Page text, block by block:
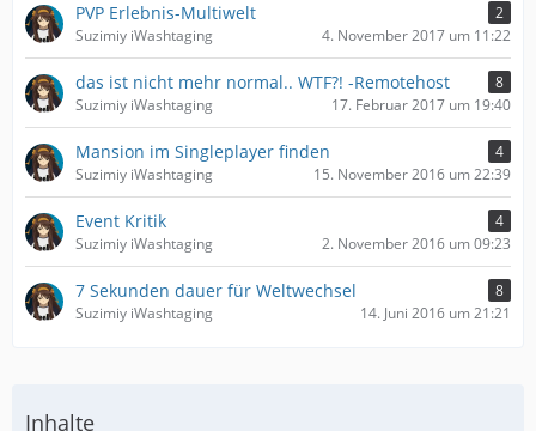
PVP Erlebnis-Multiwelt
2
Suzimiy iWashtaging
4. November 2017 um 11:22
das ist nicht mehr normal.. WTF?! -Remotehost
8
Suzimiy iWashtaging
17. Februar 2017 um 19:40
Mansion im Singleplayer finden
4
Suzimiy iWashtaging
15. November 2016 um 22:39
Event Kritik
4
Suzimiy iWashtaging
2. November 2016 um 09:23
7 Sekunden dauer für Weltwechsel
8
Suzimiy iWashtaging
14. Juni 2016 um 21:21
Inhalte